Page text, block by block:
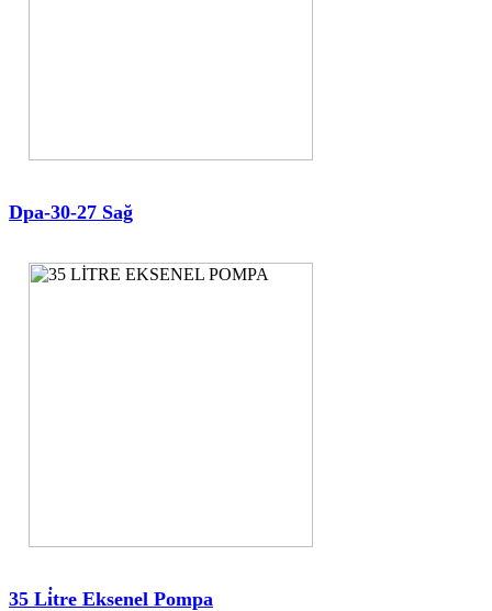
Dpa-30-27 Sağ
35 Li̇tre Eksenel Pompa